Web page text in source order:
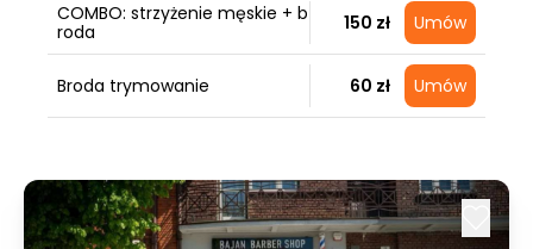
COMBO: strzyżenie męskie + b
roda
150 zł Umów
Broda trymowanie 60 zł Umów